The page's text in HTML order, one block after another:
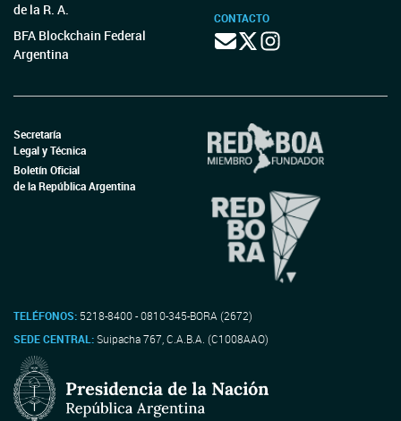
de la R. A.
BFA Blockchain Federal
Argentina
CONTACTO
Secretaría
Legal y Técnica
Boletín Oficial
de la República Argentina
TELÉFONOS: 5218-8400 - 0810-345-BORA (2672)
SEDE CENTRAL:Suipacha 767, C.A.B.A. (C1008AAO)